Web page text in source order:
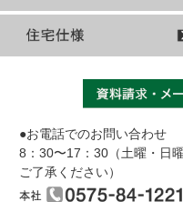
●お電話でのお問い合わせ
8：30〜17：30（土曜・日
ご了承ください）